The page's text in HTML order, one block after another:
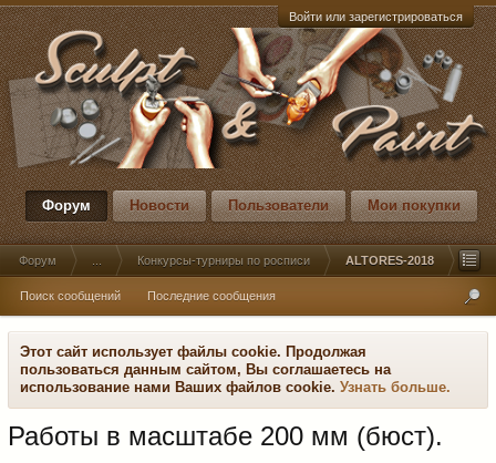
Войти или зарегистрироваться
Форум Новости Пользователи Мои покупки
Форум Конкурсы-турниры по росписи ALTORES-2018
Поиск сообщений Последние сообщения
Этот сайт использует файлы cookie. Продолжая
пользоваться данным сайтом, Вы соглашаетесь на
использование нами Ваших файлов cookie. Узнать больше.
Работы в масштабе 200 мм (бюст).